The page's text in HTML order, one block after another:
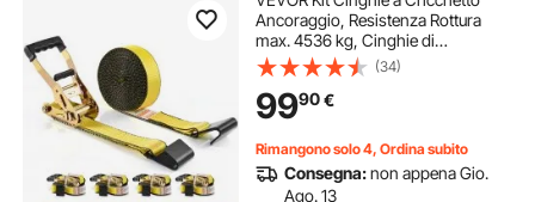
Ancoraggio, Resistenza Rottura
max. 4536 kg, Cinghie di
Tensione0,05x9 m con Cricchetto
e Gancio per Motociclette,
Biciclette, Traslochi 10 Pezzi
Rimorchio Portapacchi
(34)
9990€
Rimangono solo 4, Ordina subito
Consegna:non appena Gio.
Ago. 13